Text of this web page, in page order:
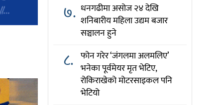
७. धनगढीमा असोज २४ देखि
शनिबारीय महिला उद्यम बजार
सञ्चालन हुने
८. फोन गरेर ‘जंगलमा अलमलिए’
भनेका पूर्वमेयर मृत भेटिए,
रोकिराखेको मोटरसाइकल पनि
भेटियो